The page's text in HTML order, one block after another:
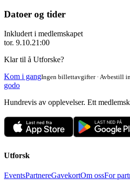
Datoer og tider
Inkludert i medlemskapet
tor. 9.10.21:00
Klar til å Utforske?
Kom i gangIngen billettavgifter · Avbestill
godo
Hundrevis av opplevelser. Ett
Utforsk
EventsPartnereGavekortOm ossFor